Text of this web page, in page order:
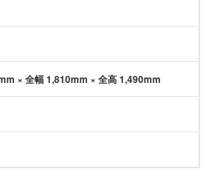
× 全幅 1,810mm × 全高 1,490mm